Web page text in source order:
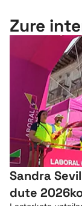
Zure
Sandra
dute